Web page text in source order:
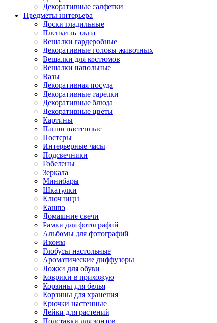
Декоративные салфетки
Предметы интерьера
Доски гладильные
Пленки на окна
Вешалки гардеробные
Декоративные головы животных
Вешалки для костюмов
Вешалки напольные
Вазы
Декоративная посуда
Декоративные тарелки
Декоративные блюда
Декоративные цветы
Картины
Панно настенные
Постеры
Интерьерные часы
Подсвечники
Гобелены
Зеркала
Минибары
Шкатулки
Ключницы
Кашпо
Домашние свечи
Рамки для фотографий
Альбомы для фотографий
Иконы
Глобусы настольные
Ароматические диффузоры
Ложки для обуви
Коврики в прихожую
Корзины для белья
Корзины для хранения
Крючки настенные
Лейки для растений
Подставки для зонтов